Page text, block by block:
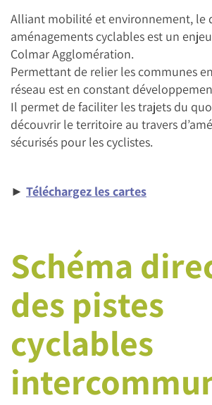
Alliant mobilité et environnement, le
aménagements cyclables est un
Colmar Agglomération.
Permettant de relier les communes
réseau est en constant
Il permet de faciliter les trajets du
découvrir le territoire au travers
sécurisés pour les cyclistes.
► Téléchargez les cartes
Schéma
des pistes
cyclables